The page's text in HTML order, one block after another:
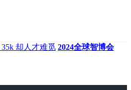
却人才难觅 2024全球智博会